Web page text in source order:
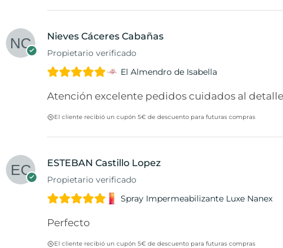
Nieves Cáceres Cabañas
Propietario verificado
El Almendro de Isabella
Atención excelente pedidos cuidados al
El cliente recibió un cupón 5€ de descuento para futuras compras
ESTEBAN Castillo Lopez
Propietario verificado
Spray Impermeabilizante Luxe Nanex
Perfecto
El cliente recibió un cupón 5€ de descuento para futuras compras